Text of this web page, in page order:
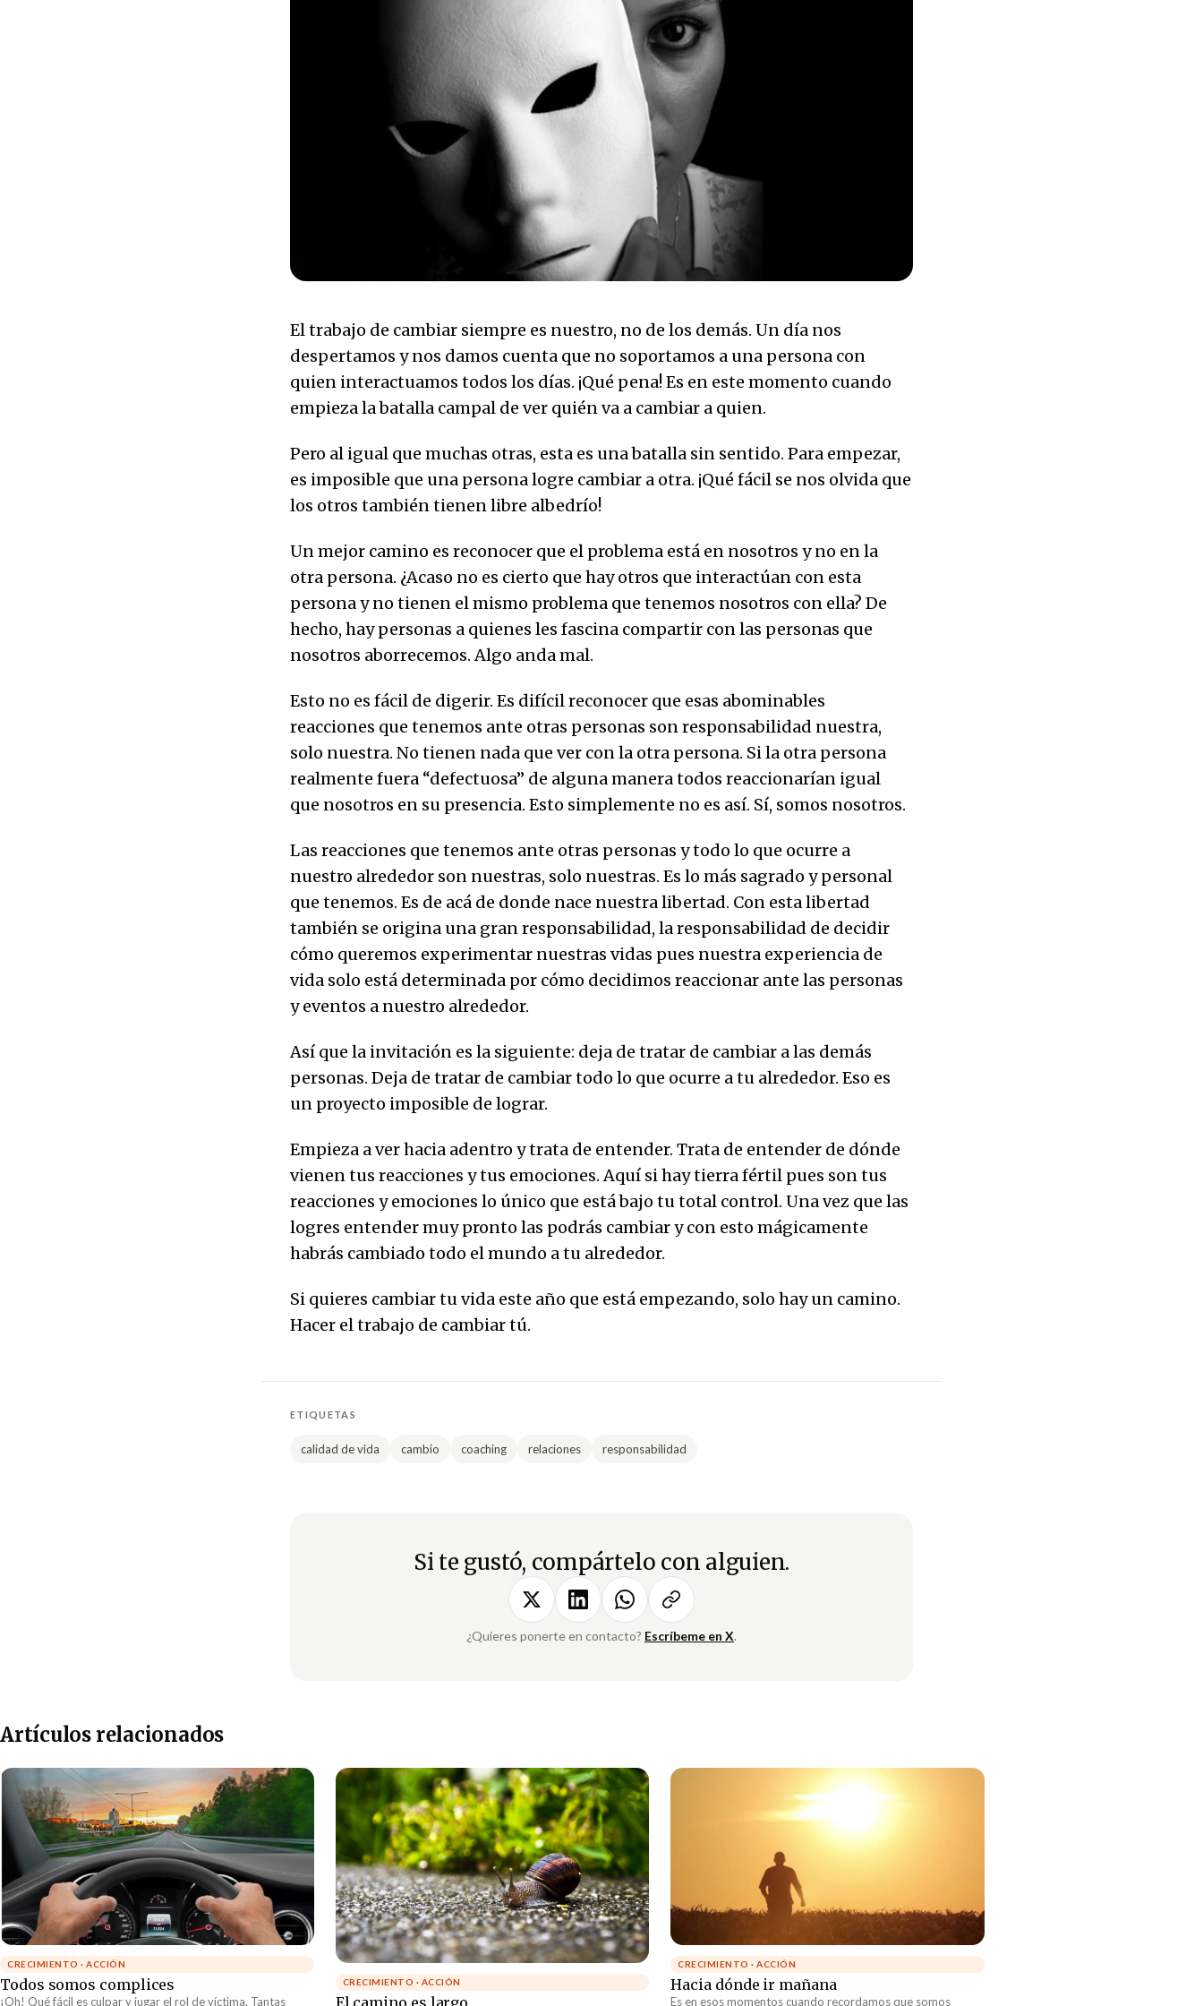
El trabajo de cambiar siempre es nuestro, no de los demás. Un día nos
despertamos y nos damos cuenta que no soportamos a una persona con
quien interactuamos todos los días. ¡Qué pena! Es en este momento cuando
empieza la batalla campal de ver quién va a cambiar a quien.
Pero al igual que muchas otras, esta es una batalla sin sentido. Para empezar,
es imposible que una persona logre cambiar a otra. ¡Qué fácil se nos olvida que
los otros también tienen libre albedrío!
Un mejor camino es reconocer que el problema está en nosotros y no en la
otra persona. ¿Acaso no es cierto que hay otros que interactúan con esta
persona y no tienen el mismo problema que tenemos nosotros con ella? De
hecho, hay personas a quienes les fascina compartir con las personas que
nosotros aborrecemos. Algo anda mal.
Esto no es fácil de digerir. Es difícil reconocer que esas abominables
reacciones que tenemos ante otras personas son responsabilidad nuestra,
solo nuestra. No tienen nada que ver con la otra persona. Si la otra persona
realmente fuera “defectuosa” de alguna manera todos reaccionarían igual
que nosotros en su presencia. Esto simplemente no es así. Sí, somos nosotros.
Las reacciones que tenemos ante otras personas y todo lo que ocurre a
nuestro alrededor son nuestras, solo nuestras. Es lo más sagrado y personal
que tenemos. Es de acá de donde nace nuestra libertad. Con esta libertad
también se origina una gran responsabilidad, la responsabilidad de decidir
cómo queremos experimentar nuestras vidas pues nuestra experiencia de
vida solo está determinada por cómo decidimos reaccionar ante las personas
y eventos a nuestro alrededor.
Así que la invitación es la siguiente: deja de tratar de cambiar a las demás
personas. Deja de tratar de cambiar todo lo que ocurre a tu alrededor. Eso es
un proyecto imposible de lograr.
Empieza a ver hacia adentro y trata de entender. Trata de entender de dónde
vienen tus reacciones y tus emociones. Aquí si hay tierra fértil pues son tus
reacciones y emociones lo único que está bajo tu total control. Una vez que las
logres entender muy pronto las podrás cambiar y con esto mágicamente
habrás cambiado todo el mundo a tu alrededor.
Si quieres cambiar tu vida este año que está empezando, solo hay un camino.
Hacer el trabajo de cambiar tú.
ETIQUETAS
calidad de vida cambio coaching relaciones responsabilidad
Si te gustó, compártelo con alguien.
¿Quieres ponerte en contacto? Escríbeme en X.
Artículos relacionados
CRECIMIENTO · ACCIÓN
Todos somos complices
¡Oh! Qué fácil es culpar y jugar el rol de víctima. Tantas
CRECIMIENTO · ACCIÓN
El camino es largo
CRECIMIENTO · ACCIÓN
Hacia dónde ir mañana
Es en esos momentos cuando recordamos que somos